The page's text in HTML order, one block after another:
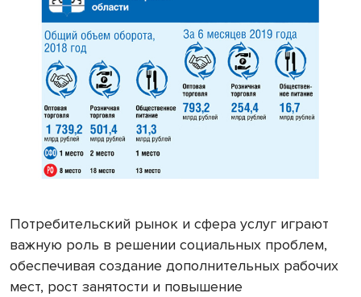
Потребительский рынок и сфера услуг играют
важную роль в решении социальных проблем,
обеспечивая создание дополнительных рабочих
мест, рост занятости и повышение